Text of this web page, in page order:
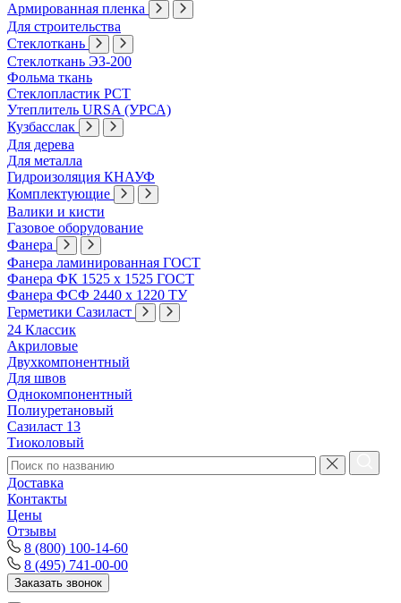
Армированная пленка
Для строительства
Стеклоткань
Стеклоткань ЭЗ-200
Фольма ткань
Стеклопластик РСТ
Утеплитель URSA (УРСА)
Кузбасслак
Для дерева
Для металла
Гидроизоляция КНАУФ
Комплектующие
Валики и кисти
Газовое оборудование
Фанера
Фанера ламинированная ГОСТ
Фанера ФК 1525 х 1525 ГОСТ
Фанера ФСФ 2440 х 1220 ТУ
Герметики Сазиласт
24 Классик
Акриловые
Двухкомпонентный
Для швов
Однокомпонентный
Полиуретановый
Сазиласт 13
Тиоколовый
Доставка
Контакты
Цены
Отзывы
8 (800) 100-14-60
8 (495) 741-00-00
Заказать звонок